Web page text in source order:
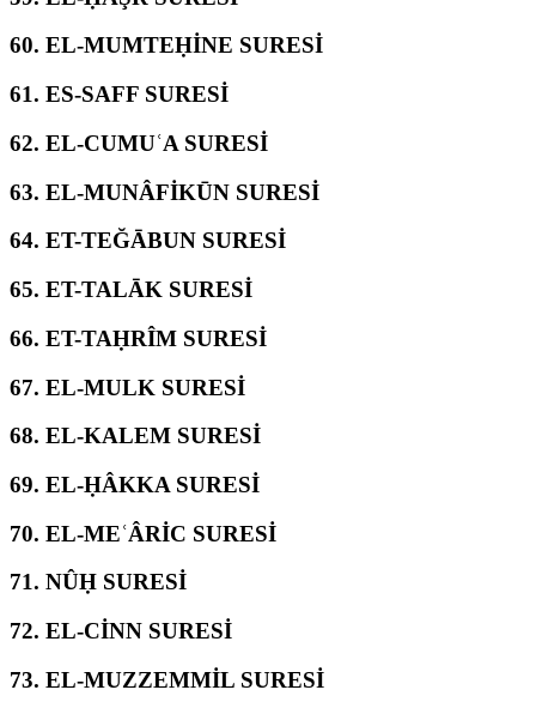
60. EL-MUMTEḤİNE SURESİ
61. ES-SAFF SURESİ
62. EL-CUMUʿA SURESİ
63. EL-MUNÂFİKŪN SURESİ
64. ET-TEĞĀBUN SURESİ
65. ET-TALĀK SURESİ
66. ET-TAḤRÎM SURESİ
67. EL-MULK SURESİ
68. EL-KALEM SURESİ
69. EL-ḤÂKKA SURESİ
70. EL-MEʿÂRİC SURESİ
71. NÛḤ SURESİ
72. EL-CİNN SURESİ
73. EL-MUZZEMMİL SURESİ